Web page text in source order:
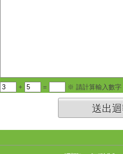
+ = ※ 請計算輸入數字
送出